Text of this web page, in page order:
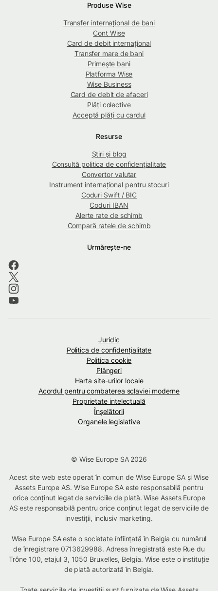
Produse Wise
Transfer internațional de bani
Cont Wise
Card de debit internațional
Transfer mare de bani
Primește bani
Platforma Wise
Wise Business
Card de debit de afaceri
Plăți colective
Acceptă plăți cu cardul
Resurse
Știri și blog
Consultă politica de confidențialitate
Convertor valutar
Instrument internațional pentru stocuri
Coduri Swift / BIC
Coduri IBAN
Alerte rate de schimb
Compară ratele de schimb
Urmărește-ne
Juridic
Politica de confidenţialitate
Politica cookie
Plângeri
Harta site-urilor locale
Acordul pentru combaterea sclaviei moderne
Proprietate intelectuală
Înșelătorii
Organele legislative
© Wise Europe SA 2026
Acest site web este operat în comun de Wise Europe SA și Wise
Assets Europe AS. Wise Europe SA este responsabilă pentru
orice conținut legat de serviciile de plată. Wise Assets Europe
AS este responsabilă pentru orice conținut legat de serviciile de
investiții, inclusiv marketing.
Wise Europe SA este o societate înființată în Belgia cu numărul
de înregistrare 0713629988. Adresa înregistrată este Rue du
Trône 100, etajul 3, 1050 Bruxelles, Belgia. Wise este o instituție
de plată autorizată în Belgia.